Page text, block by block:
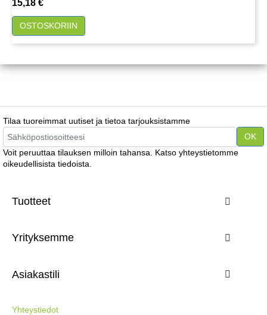
Hinta
15,18 €
OSTOSKORIIN
Tilaa tuoreimmat uutiset ja tietoa tarjouksistamme
Voit peruuttaa tilauksen milloin tahansa. Katso yhteystietomme
oikeudellisista tiedoista.
Tuotteet 
Yrityksemme 
Asiakastili 
Yhteystiedot